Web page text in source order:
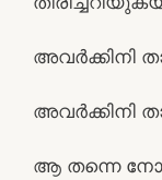
അവർക്കിനി
അവർക്കിനി
ആ തന്നെ